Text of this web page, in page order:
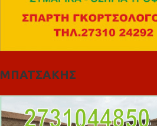
ΜΠΑΤΣΑΚΗΣ